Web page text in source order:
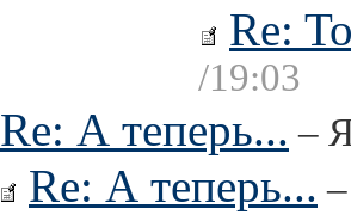
Re:
/19:03
Re: А теперь... –
Re: А теперь...